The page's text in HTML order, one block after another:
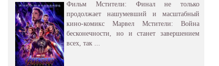
Фильм Мстители: Финал не только
продолжает нашумевший и масштабный
кино-комикс Марвел Мстители: Война
бесконечности, но и станет завершением
всех, так ...